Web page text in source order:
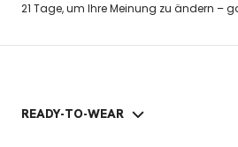
21 Tage, um Ihre Meinung zu ändern –
READY-TO-WEAR